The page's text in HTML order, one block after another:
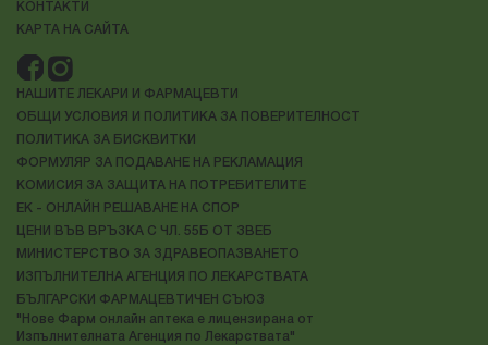
КОНТАКТИ
КАРТА НА САЙТА
НАШИТЕ ЛЕКАРИ И ФАРМАЦЕВТИ
ОБЩИ УСЛОВИЯ И ПОЛИТИКА ЗА ПОВЕРИТЕЛНОСТ
ПОЛИТИКА ЗА БИСКВИТКИ
ФОРМУЛЯР ЗА ПОДАВАНЕ НА РЕКЛАМАЦИЯ
КОМИСИЯ ЗА ЗАЩИТА НА ПОТРЕБИТЕЛИТЕ
ЕК - ОНЛАЙН РЕШАВАНЕ НА СПОР
ЦЕНИ ВЪВ ВРЪЗКА С ЧЛ. 55Б ОТ ЗВЕБ
МИНИСТЕРСТВО ЗА ЗДРАВЕОПАЗВАНЕТО
ИЗПЪЛНИТЕЛНА АГЕНЦИЯ ПО ЛЕКАРСТВАТА
БЪЛГАРСКИ ФАРМАЦЕВТИЧЕН СЪЮЗ
"Нове Фарм онлайн аптека е лицензирана от
Изпълнителната Агенция по Лекарствата"